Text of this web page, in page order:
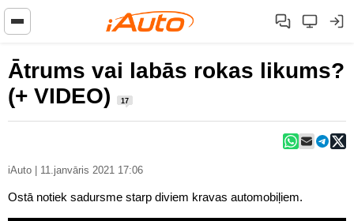
Ātrums vai labās rokas likums?
(+ VIDEO)
17
iAuto | 11.janvāris 2021 17:06
Ostā notiek sadursme starp diviem kravas automobiļiem.